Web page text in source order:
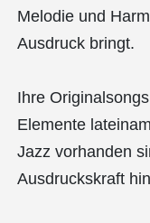
Melodie und
Ausdruck bringt.
Ihre
Elemente
Jazz vorhanden
Ausdruckskraft